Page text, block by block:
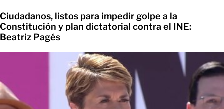
Ciudadanos, listos para impedir golpe a la
Constitución y plan dictatorial contra el INE:
Beatriz Pagés